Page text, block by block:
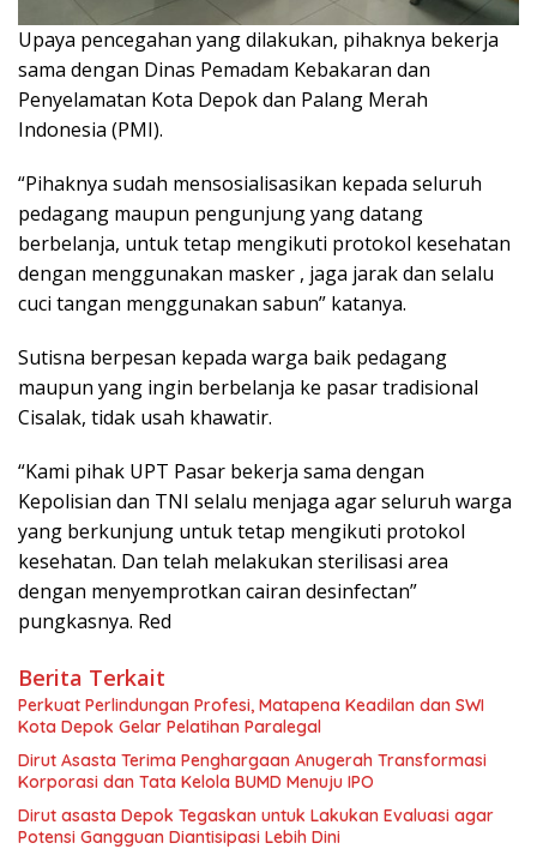
Upaya pencegahan yang dilakukan, pihaknya bekerja
sama dengan Dinas Pemadam Kebakaran dan
Penyelamatan Kota Depok dan Palang Merah
Indonesia (PMI).
“Pihaknya sudah mensosialisasikan kepada seluruh
pedagang maupun pengunjung yang datang
berbelanja, untuk tetap mengikuti protokol kesehatan
dengan menggunakan masker , jaga jarak dan selalu
cuci tangan menggunakan sabun” katanya.
Sutisna berpesan kepada warga baik pedagang
maupun yang ingin berbelanja ke pasar tradisional
Cisalak, tidak usah khawatir.
“Kami pihak UPT Pasar bekerja sama dengan
Kepolisian dan TNI selalu menjaga agar seluruh warga
yang berkunjung untuk tetap mengikuti protokol
kesehatan. Dan telah melakukan sterilisasi area
dengan menyemprotkan cairan desinfectan”
pungkasnya. Red
Berita Terkait
Perkuat Perlindungan Profesi, Matapena Keadilan dan SWI
Kota Depok Gelar Pelatihan Paralegal
Dirut Asasta Terima Penghargaan Anugerah Transformasi
Korporasi dan Tata Kelola BUMD Menuju IPO
Dirut asasta Depok Tegaskan untuk Lakukan Evaluasi agar
Potensi Gangguan Diantisipasi Lebih Dini